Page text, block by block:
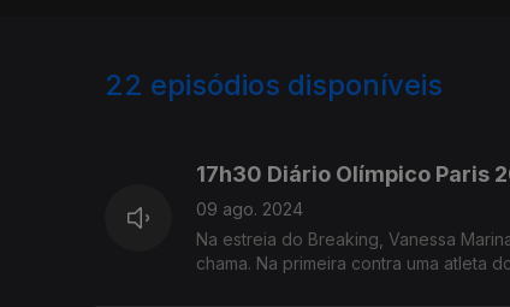
22 episódios disponíveis
17h30 Diário Olímpico Paris
09 ago. 2024
Na estreia do Breaking, Vanessa
chama. Na primeira contra uma atleta